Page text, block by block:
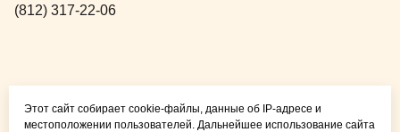
Засыпал ребёнок с огромным
полость рта была санирована за 1
(812) 317-22-06
детей и взрослых
Этот сайт собирает cookie-файлы, данные об IP-адресе и
местоположении пользователей. Дальнейшее использование сайта